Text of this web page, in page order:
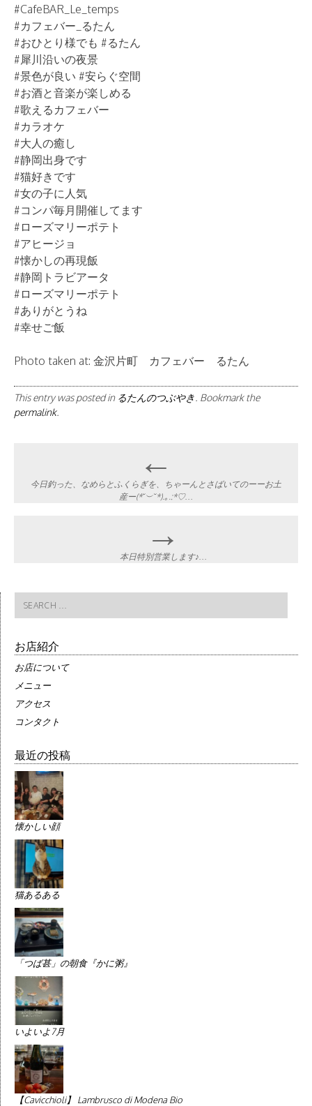
#CafeBAR_Le_temps
#カフェバー_るたん
#おひとり様でも #るたん
#犀川沿いの夜景
#景色が良い #安らぐ空間
#お酒と音楽が楽しめる
#歌えるカフェバー
#カラオケ
#大人の癒し
#静岡出身です
#猫好きです
#女の子に人気
#コンパ毎月開催してます
#ローズマリーポテト
#アヒージョ
#懐かしの再現飯
#静岡トラビアータ
#ローズマリーポテト
#ありがとうね
#幸せご飯
Photo taken at: 金沢片町 カフェバー るたん
This entry was posted in るたんのつぶやき. Bookmark the
permalink.
navigation
←
今日釣った、なめらとふくらぎを、ちゃーんとさばいてのーーお土
産ー(*˘︶˘*).｡.:*♡…
→
本日特別営業します♪…
Search
for:
お店紹介
お店について
メニュー
アクセス
コンタクト
最近の投稿
懐かしい顔
猫あるある
「つば甚」の朝食『かに粥』
いよいよ7月
【Cavicchioli】 Lambrusco di Modena Bio